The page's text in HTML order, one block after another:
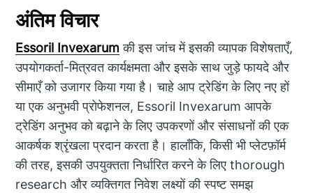
अंतिम विचार
Essoril Invexarum की इस जांच में इसकी व्यापक विशेषताएँ,
उपयोगकर्ता-मित्रवत कार्यक्षमता और इसके साथ जुड़े फायदे और
सीमाएँ को उजागर किया गया है। चाहे आप ट्रेडिंग के लिए नए हों
या एक अनुभवी प्रोफेशनल, Essoril Invexarum आपके
ट्रेडिंग अनुभव को बढ़ाने के लिए उपकरणों और संसाधनों की एक
आकर्षक श्रृंखला प्रदान करता है। हालाँकि, किसी भी प्लेटफ़ॉर्म
की तरह, इसकी उपयुक्तता निर्धारित करने के लिए thorough
research और व्यक्तिगत निवेश लक्ष्यों की स्पष्ट समझ